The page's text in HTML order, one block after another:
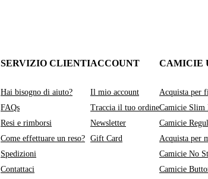
SERVIZIO CLIENTI
Hai bisogno di aiuto?
FAQs
Resi e rimborsi
Come effettuare un reso?
Spedizioni
Contattaci
ACCOUNT
Il mio account
Traccia il tuo ordine
Newsletter
Gift Card
CAMICIE
Acquista per
Camicie Slim
Camicie
Acquista per
Camicie No
Camicie